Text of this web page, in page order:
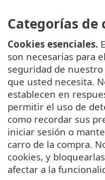
Categorías de
Cookies esenciales.
son necesarias para
seguridad de
que usted necesita.
establecen en
permitir el uso de
como recordar sus
iniciar sesión o
carro de la compra.
cookies, y
afectar a la